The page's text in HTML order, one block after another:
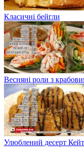
Класичні бейгли
Весняні роли з
Улюблений десерт